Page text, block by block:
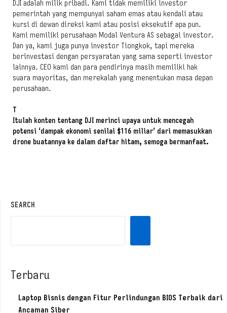
DJI adalah milik pribadi. Kami tidak memiliki investor
pemerintah yang mempunyai saham emas atau kendali atau
kursi di dewan direksi kami atau posisi eksekutif apa pun.
Kami memiliki perusahaan Modal Ventura AS sebagai investor.
Dan ya, kami juga punya investor Tiongkok, tapi mereka
berinvestasi dengan persyaratan yang sama seperti investor
lainnya. CEO kami dan para pendirinya masih memiliki hak
suara mayoritas, dan merekalah yang menentukan masa depan
perusahaan.
T
Itulah konten tentang DJI merinci upaya untuk mencegah
potensi ‘dampak ekonomi senilai $116 miliar’ dari memasukkan
drone buatannya ke dalam daftar hitam, semoga bermanfaat.
SEARCH
Terbaru
Laptop Bisnis dengan Fitur Perlindungan BIOS Terbaik dari
Ancaman Siber